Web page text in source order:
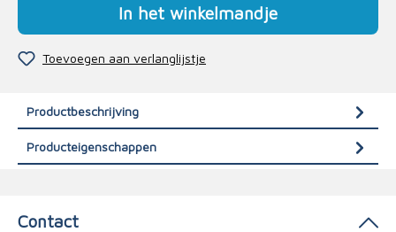
In het winkelmandje
Toevoegen aan verlanglijstje
Productbeschrijving
Producteigenschappen
Contact